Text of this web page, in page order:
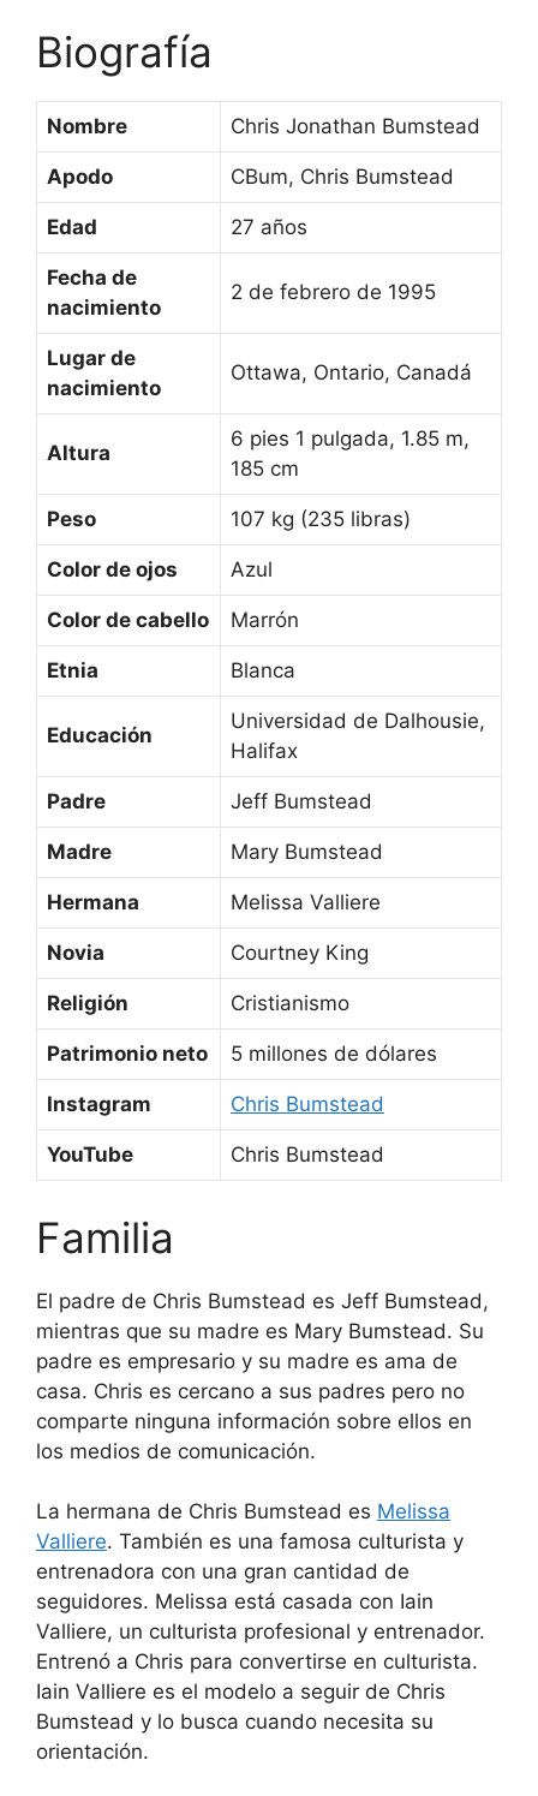
Biografía
Nombre Chris Jonathan Bumstead
Apodo CBum, Chris Bumstead
Edad 27 años
Fecha de
nacimiento
2 de febrero de 1995
Lugar de
nacimiento
Ottawa, Ontario, Canadá
Altura
6 pies 1 pulgada, 1.85 m,
185 cm
Peso 107 kg (235 libras)
Color de ojos Azul
Color de cabello Marrón
Etnia Blanca
Educación
Universidad de Dalhousie,
Halifax
Padre Jeff Bumstead
Madre Mary Bumstead
Hermana Melissa Valliere
Novia Courtney King
Religión Cristianismo
Patrimonio neto 5 millones de dólares
Instagram Chris Bumstead
YouTube Chris Bumstead
Familia
El padre de Chris Bumstead es Jeff Bumstead,
mientras que su madre es Mary Bumstead. Su
padre es empresario y su madre es ama de
casa. Chris es cercano a sus padres pero no
comparte ninguna información sobre ellos en
los medios de comunicación.
La hermana de Chris Bumstead es Melissa
Valliere. También es una famosa culturista y
entrenadora con una gran cantidad de
seguidores. Melissa está casada con Iain
Valliere, un culturista profesional y entrenador.
Entrenó a Chris para convertirse en culturista.
Iain Valliere es el modelo a seguir de Chris
Bumstead y lo busca cuando necesita su
orientación.